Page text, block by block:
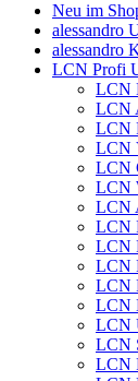
Neu im
alessandro
alessandro
LCN Profi
LCN
LCN
LCN
LCN
LCN
LCN
LCN
LCN
LCN
LCN
LCN
LCN
LCN
LCN
LCN